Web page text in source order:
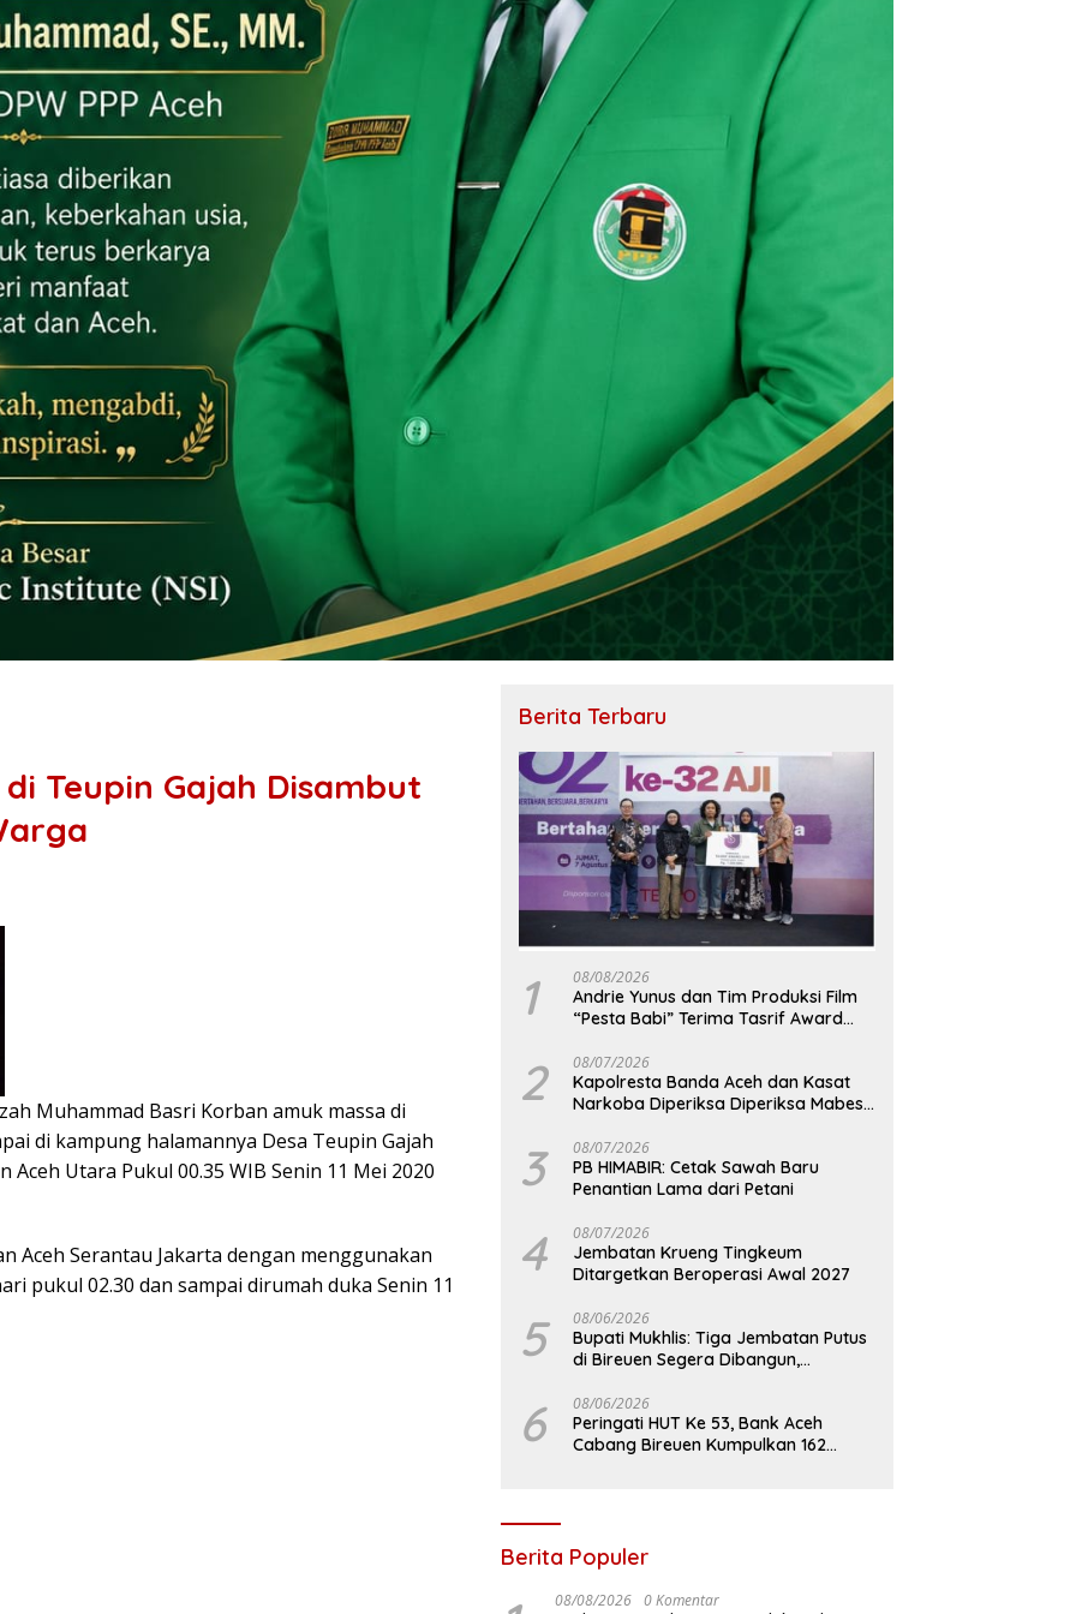
Teupin Gajah Disambut
Muhammad Basri Korban amuk massa di
di kampung halamannya Desa Teupin Gajah
Aceh Utara Pukul 00.35 WIB Senin 11 Mei 2020
Aceh Serantau Jakarta dengan menggunakan
pukul 02.30 dan sampai dirumah duka Senin 11
Berita Terbaru
1 08/08/2026
Andrie Yunus dan Tim Produksi Film
“Pesta Babi” Terima Tasrif Award
2 08/07/2026
Kapolresta Banda Aceh dan Kasat
Narkoba Diperiksa Diperiksa Mabes
3 08/07/2026
PB HIMABIR: Cetak Sawah Baru
Penantian Lama dari Petani
4 08/07/2026
Jembatan Krueng Tingkeum
Ditargetkan Beroperasi Awal 2027
5 08/06/2026
Bupati Mukhlis: Tiga Jembatan Putus
di Bireuen Segera Dibangun,
6 08/06/2026
Peringati HUT Ke 53, Bank Aceh
Cabang Bireuen Kumpulkan 162
Berita Populer
08/08/2026 0 Komentar